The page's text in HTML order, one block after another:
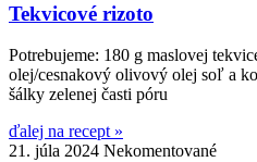
Tekvicové rizoto
Potrebujeme: 180 g maslovej
olej/cesnakový olivový olej soľ a
šálky zelenej časti póru
ďalej na recept »
21. júla 2024 Nekomentované